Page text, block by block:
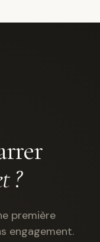
?
première
engagement.